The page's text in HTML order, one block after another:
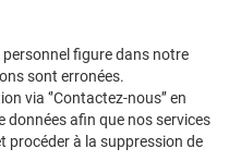
personnel figure dans notre
sont erronées.
via ‘’Contactez-nous’’ en
données afin que nos services
procéder à la suppression de